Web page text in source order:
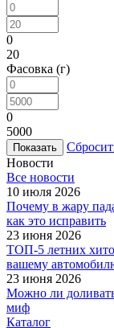
0
20
Фасовка (г)
0
5000
Новости
Все новости
10 июля 2026
Почему в жару
как это исправить
23 июня 2026
ТОП-5 летних
вашему
23 июня 2026
Можно ли
миф
Каталог